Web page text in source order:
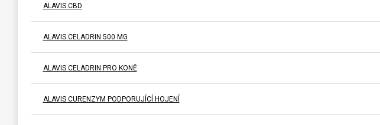
ALAVIS CBD
ALAVIS CELADRIN 500 MG
ALAVIS CELADRIN PRO KONĚ
ALAVIS CURENZYM PODPORUJÍCÍ HOJENÍ